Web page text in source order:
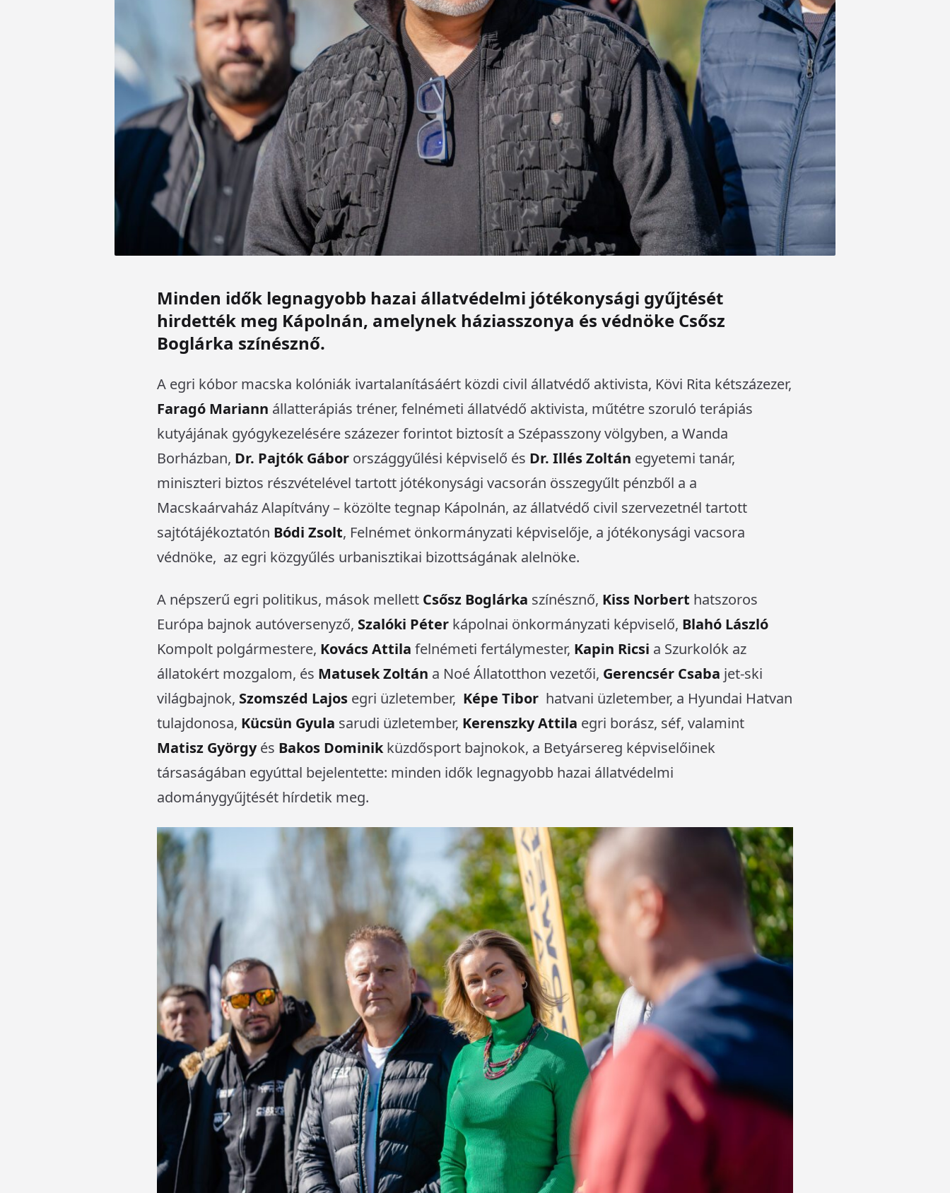
Minden idők legnagyobb hazai állatvédelmi jótékonysági gyűjtését
hirdették meg Kápolnán, amelynek háziasszonya és védnöke Csősz
Boglárka színésznő.
A egri kóbor macska kolóniák ivartalanításáért közdi civil állatvédő aktivista, Kövi Rita kétszázezer,
Faragó Mariann állatterápiás tréner, felnémeti állatvédő aktivista, műtétre szoruló terápiás
kutyájának gyógykezelésére százezer forintot biztosít a Szépasszony völgyben, a Wanda
Borházban, Dr. Pajtók Gábor országgyűlési képviselő és Dr. Illés Zoltán egyetemi tanár,
miniszteri biztos részvételével tartott jótékonysági vacsorán összegyűlt pénzből a a
Macskaárvaház Alapítvány – közölte tegnap Kápolnán, az állatvédő civil szervezetnél tartott
sajtótájékoztatón Bódi Zsolt, Felnémet önkormányzati képviselője, a jótékonysági vacsora
védnöke, az egri közgyűlés urbanisztikai bizottságának alelnöke.
A népszerű egri politikus, mások mellett Csősz Boglárka színésznő, Kiss Norbert hatszoros
Európa bajnok autóversenyző, Szalóki Péter kápolnai önkormányzati képviselő, Blahó László
Kompolt polgármestere, Kovács Attila felnémeti fertálymester, Kapin Ricsi a Szurkolók az
állatokért mozgalom, és Matusek Zoltán a Noé Állatotthon vezetői, Gerencsér Csaba jet-ski
világbajnok, Szomszéd Lajos egri üzletember, Képe Tibor hatvani üzletember, a Hyundai Hatvan
tulajdonosa, Kücsün Gyula sarudi üzletember, Kerenszky Attila egri borász, séf, valamint
Matisz Györgyés Bakos Dominikküzdősport bajnokok, a Betyársereg képviselőinek
társaságában egyúttal bejelentette: minden idők legnagyobb hazai állatvédelmi
adománygyűjtését hírdetik meg.